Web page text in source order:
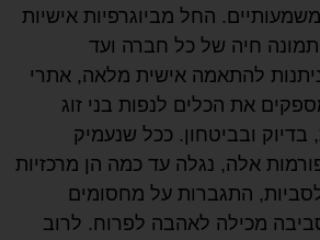
החל מביוגרפיות אישיות
תמונה חיה של כל חברה ועד
להתאמה אישית מלאה, אתרי
את הכלים לנפות בני זוג
בדיוק ובביטחון. ככל שנעמיק
אלה, נגלה עד כמה הן מרכזיות
התגברות על מחסומים
סביבה מכילה לאהבה לפרוח. לרוב